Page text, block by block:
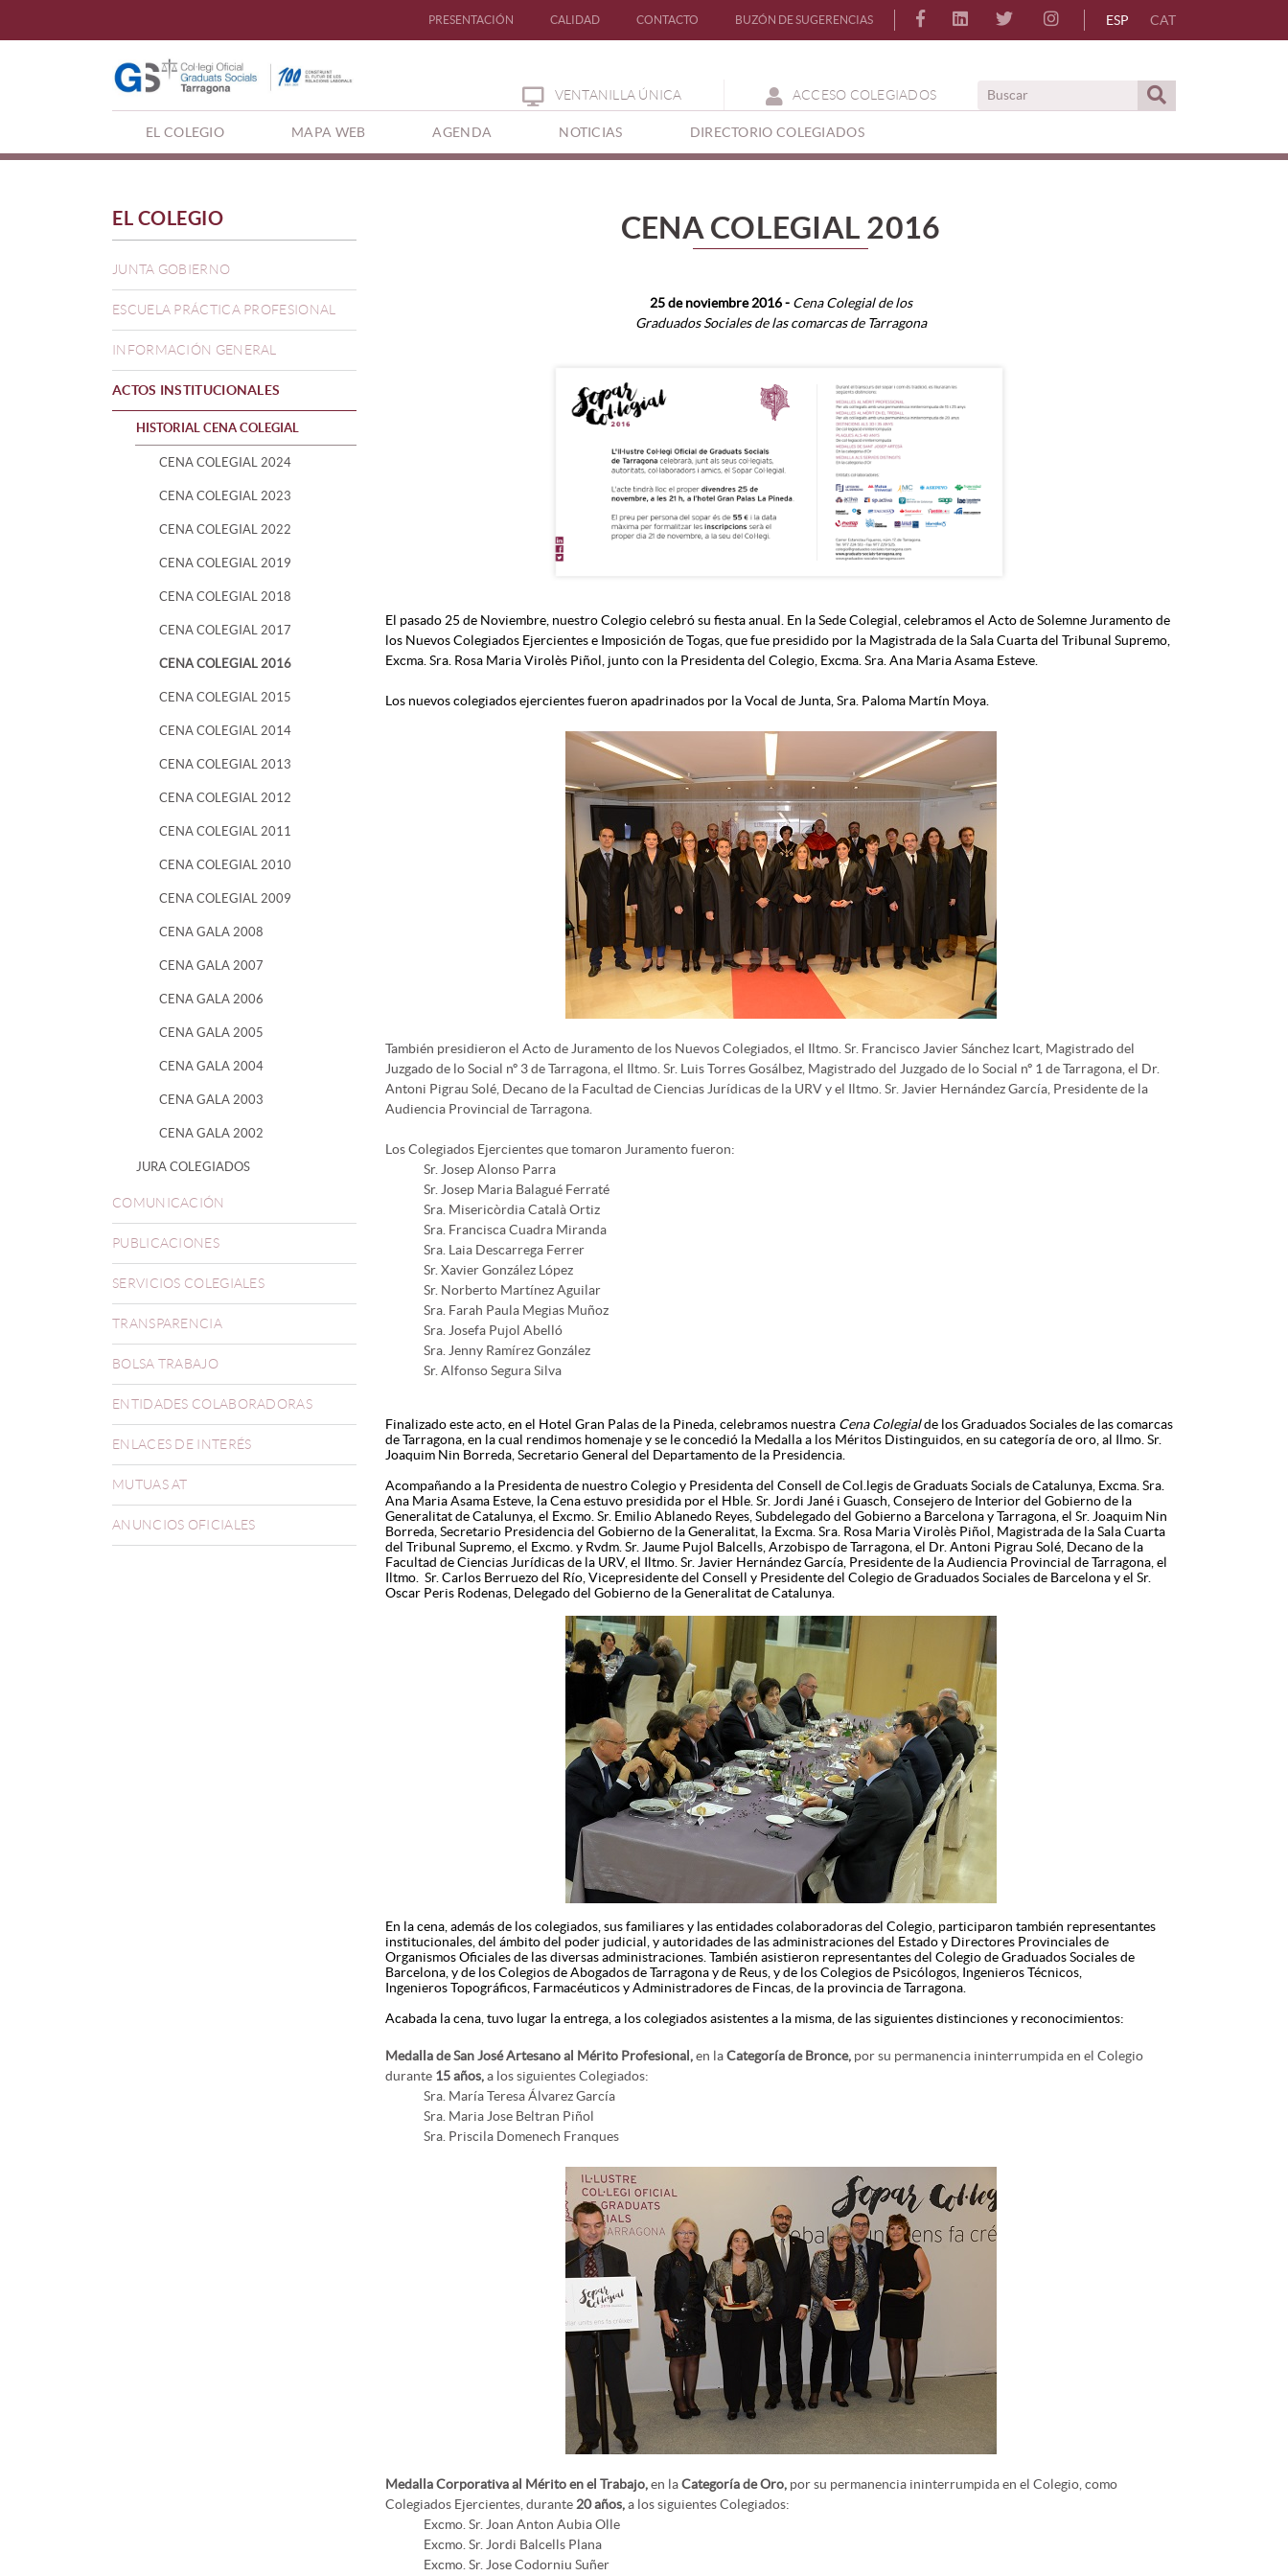
ESP CAT
PRESENTACIÓN CALIDAD CONTACTO BUZÓN DE SUGERENCIAS
ACCESO COLEGIADOS
VENTANILLA ÚNICA
EL COLEGIO(CURRENT)MAPA WEB AGENDA NOTICIAS DIRECTORIO COLEGIADOS
EL COLEGIO
JUNTA GOBIERNO
ESCUELA PRÁCTICA PROFESIONAL
INFORMACIÓN GENERAL
ACTOS INSTITUCIONALES
HISTORIAL CENA COLEGIAL
CENA COLEGIAL 2024
CENA COLEGIAL 2023
CENA COLEGIAL 2022
CENA COLEGIAL 2019
CENA COLEGIAL 2018
CENA COLEGIAL 2017
CENA COLEGIAL 2016
CENA COLEGIAL 2015
CENA COLEGIAL 2014
CENA COLEGIAL 2013
CENA COLEGIAL 2012
CENA COLEGIAL 2011
CENA COLEGIAL 2010
CENA COLEGIAL 2009
CENA GALA 2008
CENA GALA 2007
CENA GALA 2006
CENA GALA 2005
CENA GALA 2004
CENA GALA 2003
CENA GALA 2002
JURA COLEGIADOS
COMUNICACIÓN
PUBLICACIONES
SERVICIOS COLEGIALES
TRANSPARENCIA
BOLSA TRABAJO
ENTIDADES COLABORADORAS
ENLACES DE INTERÉS
MUTUAS AT
ANUNCIOS OFICIALES
CENA COLEGIAL 2016
25 de noviembre 2016 - Cena Colegial de los
Graduados Sociales de las comarcas de Tarragona
El pasado 25 de Noviembre, nuestro Colegio celebró su fiesta anual. En la Sede Colegial, celebramos el Acto de Solemne Juramento de
los Nuevos Colegiados Ejercientes e Imposición de Togas, que fue presidido por la Magistrada de la Sala Cuarta del Tribunal Supremo,
Excma. Sra. Rosa Maria Virolès Piñol, junto con la Presidenta del Colegio, Excma. Sra. Ana Maria Asama Esteve.
Los nuevos colegiados ejercientes fueron apadrinados por la Vocal de Junta, Sra. Paloma Martín Moya.
También presidieron el Acto de Juramento de los Nuevos Colegiados, el Iltmo. Sr. Francisco Javier Sánchez Icart, Magistrado del
Juzgado de lo Social nº 3 de Tarragona, el Iltmo. Sr. Luis Torres Gosálbez, Magistrado del Juzgado de lo Social nº 1 de Tarragona, el Dr.
Antoni Pigrau Solé, Decano de la Facultad de Ciencias Jurídicas de la URV y el Iltmo. Sr. Javier Hernández García, Presidente de la
Audiencia Provincial de Tarragona.
Los Colegiados Ejercientes que tomaron Juramento fueron:
Sr. Josep Alonso Parra
Sr. Josep Maria Balagué Ferraté
Sra. Misericòrdia Català Ortiz
Sra. Francisca Cuadra Miranda
Sra. Laia Descarrega Ferrer
Sr. Xavier González López
Sr. Norberto Martínez Aguilar
Sra. Farah Paula Megias Muñoz
Sra. Josefa Pujol Abelló
Sra. Jenny Ramírez González
Sr. Alfonso Segura Silva
Finalizado este acto, en el Hotel Gran Palas de la Pineda, celebramos nuestra Cena Colegialde los Graduados Sociales de las comarcas
de Tarragona, en la cual rendimos homenaje y se le concedió la Medalla a los Méritos Distinguidos, en su categoría de oro, al Ilmo. Sr.
Joaquim Nin Borreda, Secretario General del Departamento de la Presidencia.
Acompañando a la Presidenta de nuestro Colegio y Presidenta del Consell de Col.legis de Graduats Socials de Catalunya, Excma. Sra.
Ana Maria Asama Esteve, la Cena estuvo presidida por el Hble. Sr. Jordi Jané i Guasch, Consejero de Interior del Gobierno de la
Generalitat de Catalunya, el Excmo. Sr. Emilio Ablanedo Reyes, Subdelegado del Gobierno a Barcelona y Tarragona, el Sr. Joaquim Nin
Borreda, Secretario Presidencia del Gobierno de la Generalitat, la Excma. Sra. Rosa Maria Virolès Piñol, Magistrada de la Sala Cuarta
del Tribunal Supremo, el Excmo. y Rvdm. Sr. Jaume Pujol Balcells, Arzobispo de Tarragona, el Dr. Antoni Pigrau Solé, Decano de la
Facultad de Ciencias Jurídicas de la URV, el Iltmo. Sr. Javier Hernández García, Presidente de la Audiencia Provincial de Tarragona, el
Iltmo. Sr. Carlos Berruezo del Río, Vicepresidente del Consell y Presidente del Colegio de Graduados Sociales de Barcelona y el Sr.
Oscar Peris Rodenas, Delegado del Gobierno de la Generalitat de Catalunya.
En la cena, además de los colegiados, sus familiares y las entidades colaboradoras del Colegio, participaron también representantes
institucionales, del ámbitodel poder judicial, y autoridades de las administraciones del Estado y Directores Provinciales de
Organismos Oficiales de las diversas administraciones. También asistieron representantes del Colegio de Graduados Sociales de
Barcelona, y de los Colegios de Abogados de Tarragona y de Reus, y de los Colegios de Psicólogos, Ingenieros Técnicos,
Ingenieros Topográficos, Farmacéuticos y Administradores de Fincas, de la provincia de Tarragona.
Acabada la cena, tuvo lugar la entrega, a loscolegiados asistentes a la misma, de las siguientes distinciones y reconocimientos:
Medalla de San José Artesano al Mérito Profesional,en laCategoría de Bronce, por su permanencia ininterrumpida en el Colegio
durante 15 años,a los siguientes Colegiados:
Sra. María Teresa Álvarez García
Sra. Maria Jose Beltran Piñol
Sra. Priscila Domenech Franques
Medalla Corporativa al Mérito en el Trabajo,en laCategoría de Oro, por su permanencia ininterrumpida en el Colegio, como
Colegiados Ejercientes, durante 20 años,a los siguientes Colegiados:
Excmo. Sr. Joan Anton Aubia Olle
Excmo. Sr. Jordi Balcells Plana
Excmo. Sr. Jose Codorniu Suñer